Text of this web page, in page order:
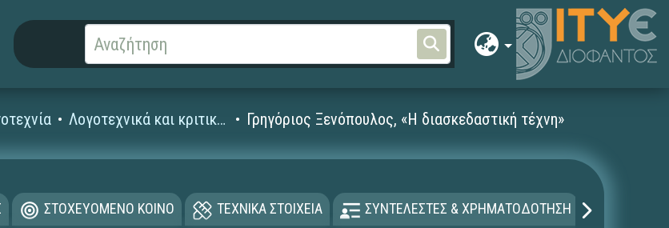
Λογοτεχνικά και κριτικά κείμενα Γρηγόριος Ξενόπουλος, «Η διασκεδαστική τέχνη»
ΣΤΟΧΕΥΟΜΕΝΟ ΚΟΙΝΟ ΤΕΧΝΙΚΑ ΣΤΟΙΧΕΙΑ ΣΥΝΤΕΛΕΣΤΕΣ & ΧΡΗΜΑΤΟΔΟΤΗΣΗ